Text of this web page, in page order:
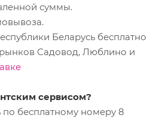
суммы.
Беларусь бесплатно
Садовод, Люблино и
сервисом?
бесплатному номеру 8